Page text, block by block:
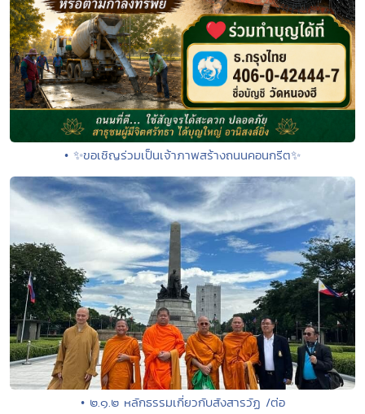
• ✨ขอเชิญร่วมเป็นเจ้าภาพสร้างถนนคอนกรีต✨
• ๒.๑.๒ หลักธรรมเกี่ยวกับสังสารวัฏ /ต่อ